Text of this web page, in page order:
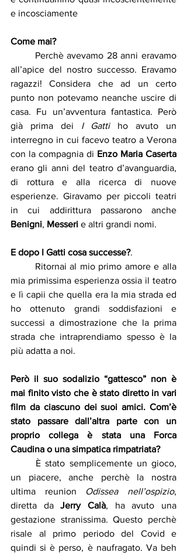
e incosciamente
Come mai?
all’apice del nostro successo. Eravamo
ragazzi! Considera che ad un certo
punto non potevamo neanche uscire di
casa. Fu un’avventura fantastica. Però
già prima dei I Gatti ho avuto un
interregno in cui facevo teatro a Verona
con la compagnia di
erano gli anni del teatro d’avanguardia,
di rottura e alla ricerca di nuove
esperienze. Giravamo per piccoli teatri
Benigni, Messeri e altri grandi nomi.
E dopo I Gatti cosa successe?.
mia primissima esperienza ossia il teatro
e lì capii che quella era la mia strada ed
ho ottenuto grandi soddisfazioni e
successi a dimostrazione che la prima
strada che intraprendiamo spesso è la
più adatta a noi.
Però il suo sodalizio “gattesco” non è
mai finito visto che è stato diretto in vari
film da ciascuno dei suoi amici. Com’è
stato passare dall’altra parte con un
proprio collega è stata una Forca
Caudina o una simpatica rimpatriata?
un piacere, anche perchè la nostra
ultima reunion Odissea nell’ospizio,
diretta da Jerry Calà, ha avuto una
gestazione stranissima. Questo perchè
risale al primo periodo del Covid e
quindi si è perso, è naufragato. Va beh